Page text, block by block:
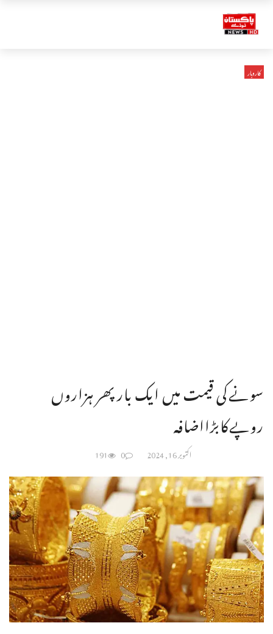
کاروبار
سونےکی قیمت میں ایک بارپھر ہزاروں
روپےکابڑااضافہ
اکتوبر 16, 2024 0
191